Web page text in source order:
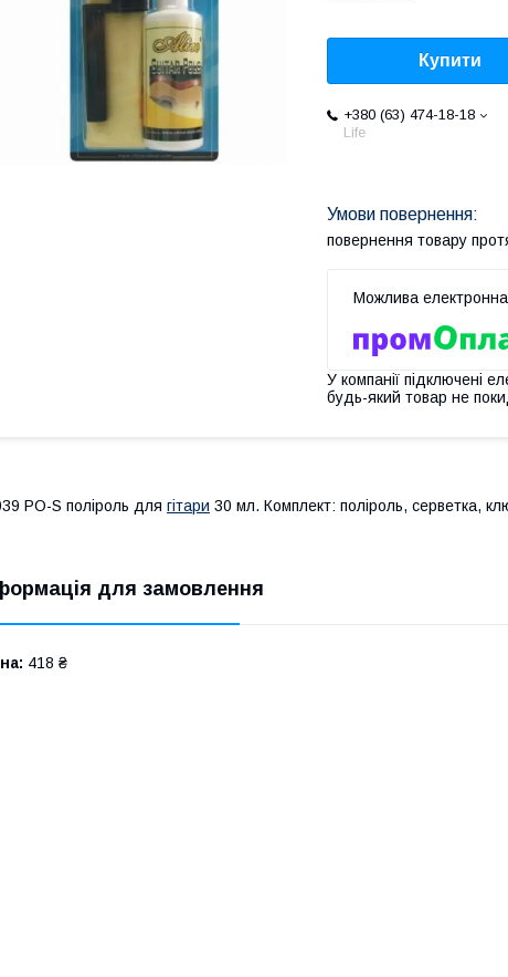
Купити
+380 (63) 474-18-18
Life
повернення товару
У компанії підключені
будь-який товар не
РО-S поліроль для гітари 30 мл. Комплект: поліроль, серветка,
для замовлення
418 ₴